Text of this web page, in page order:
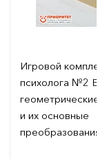
Игровой
психолога №2
геометрические
и их основные
преобразования